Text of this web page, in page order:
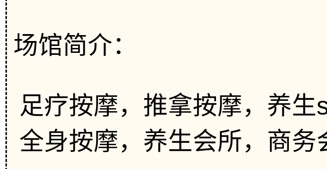
场馆简介：
足疗按摩，推拿按摩，养生
全身按摩，养生会所，商务